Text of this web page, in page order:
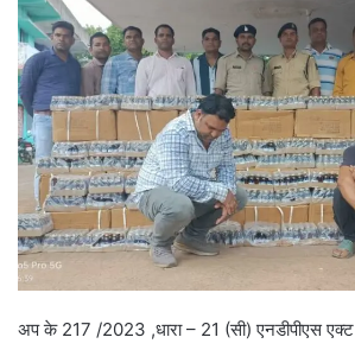
अप के 217 /2023 ,धारा – 21 (सी) एनडीपीएस एक्ट